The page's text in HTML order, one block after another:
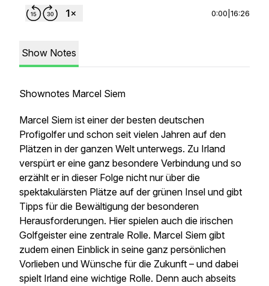
0:00 16:26
Show Notes
Shownotes Marcel Siem
Marcel Siem ist einer der besten deutschen
Profigolfer und schon seit vielen Jahren auf den
Plätzen in der ganzen Welt unterwegs. Zu Irland
verspürt er eine ganz besondere Verbindung und so
erzählt er in dieser Folge nicht nur über die
spektakulärsten Plätze auf der grünen Insel und gibt
Tipps für die Bewältigung der besonderen
Herausforderungen. Hier spielen auch die irischen
Golfgeister eine zentrale Rolle. Marcel Siem gibt
zudem einen Einblick in seine ganz persönlichen
Vorlieben und Wünsche für die Zukunft – und dabei
spielt Irland eine wichtige Rolle. Denn auch abseits